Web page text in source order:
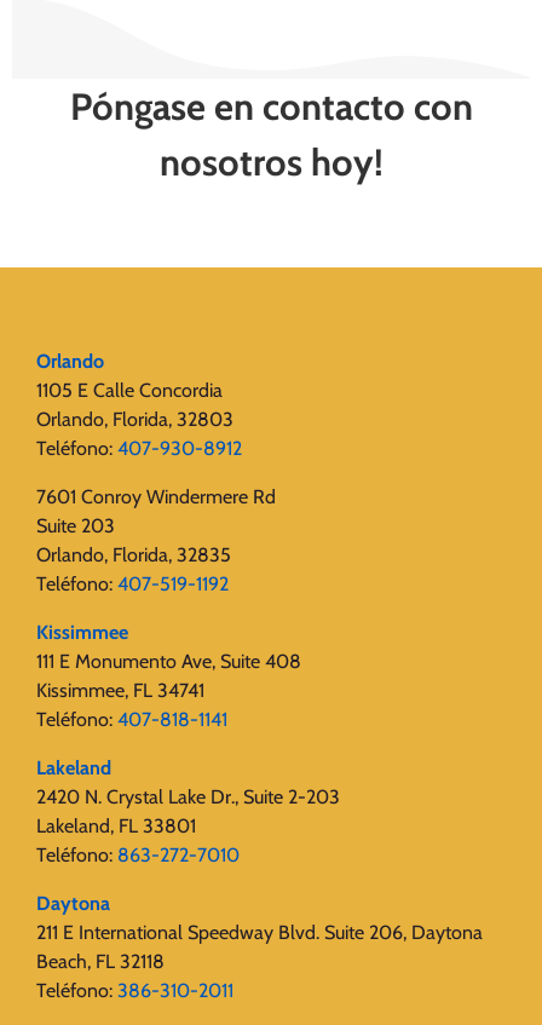
Póngase en contacto con
nosotros hoy!
Orlando
1105 E Calle Concordia
Orlando, Florida, 32803
Teléfono: 407-930-8912
7601 Conroy Windermere Rd
Suite 203
Orlando, Florida, 32835
Teléfono: 407-519-1192
Kissimmee
111 E Monumento Ave, Suite 408
Kissimmee, FL 34741
Teléfono: 407-818-1141
Lakeland
2420 N. Crystal Lake Dr., Suite 2-203
Lakeland, FL 33801
Teléfono: 863-272-7010
Daytona
211 E International Speedway Blvd. Suite 206, Daytona
Beach, FL 32118
Teléfono: 386-310-2011